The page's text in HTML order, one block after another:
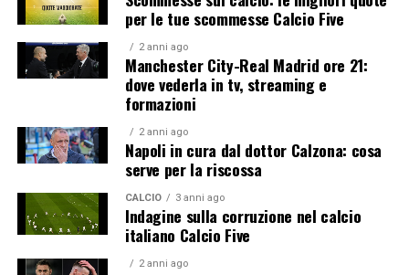
per le tue scommesse Calcio Five
2 anni ago
Manchester City-Real Madrid ore 21:
dove vederla in tv, streaming e
formazioni
2 anni ago
Napoli in cura dal dottor Calzona: cosa
serve per la riscossa
CALCIO 3 anni ago
Indagine sulla corruzione nel calcio
italiano Calcio Five
2 anni ago